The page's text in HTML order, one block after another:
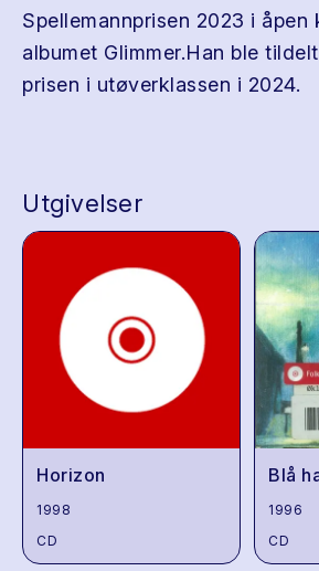
Spellemannprisen 2023 i åpen
albumet Glimmer.Han ble
prisen i utøverklassen i 2024.
Utgivelser
Horizon
1998
CD
Blå
1996
CD